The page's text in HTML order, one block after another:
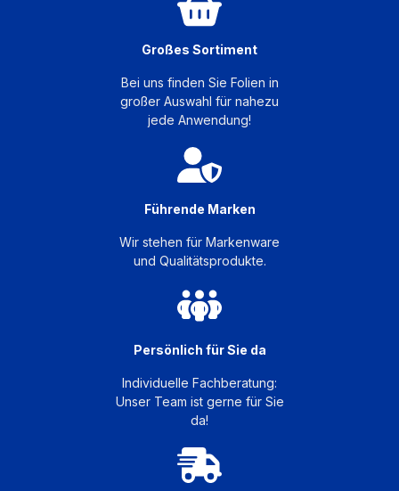
Großes Sortiment
Bei uns finden Sie Folien in
großer Auswahl für nahezu
jede Anwendung!
Führende Marken
Wir stehen für Markenware
und Qualitätsprodukte.
Persönlich für Sie da
Individuelle Fachberatung:
Unser Team ist gerne für Sie
da!